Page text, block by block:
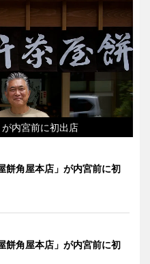
内宮前に初出店
餅角屋本店」が内宮前に初
餅角屋本店」が内宮前に初